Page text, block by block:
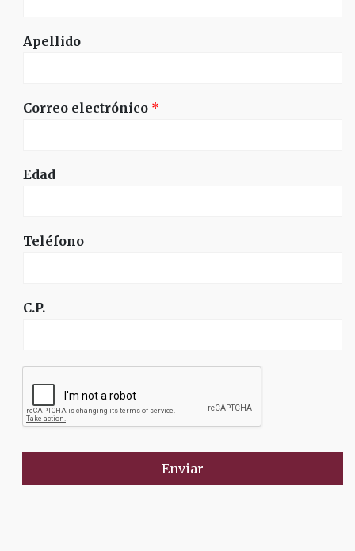
Apellido
Correo electrónico *
Edad
Teléfono
C.P.
Enviar